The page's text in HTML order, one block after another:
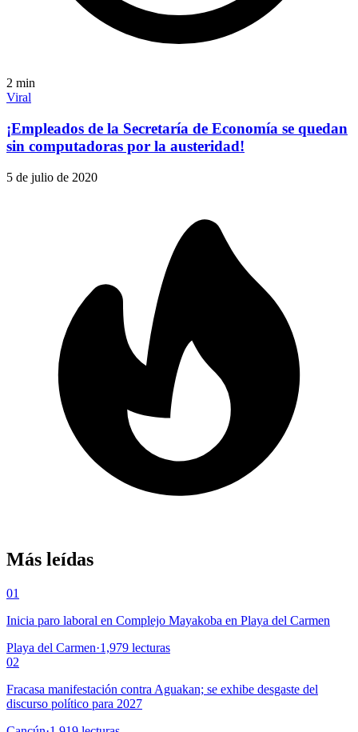
2 min
Viral
¡Empleados de la Secretaría de Economía se quedan
sin computadoras por la austeridad!
5 de julio de 2020
Más leídas
01
Inicia paro laboral en Complejo Mayakoba en Playa del Carmen
Playa del Carmen·1,979 lecturas
02
Fracasa manifestación contra Aguakan; se exhibe desgaste del
discurso político para 2027